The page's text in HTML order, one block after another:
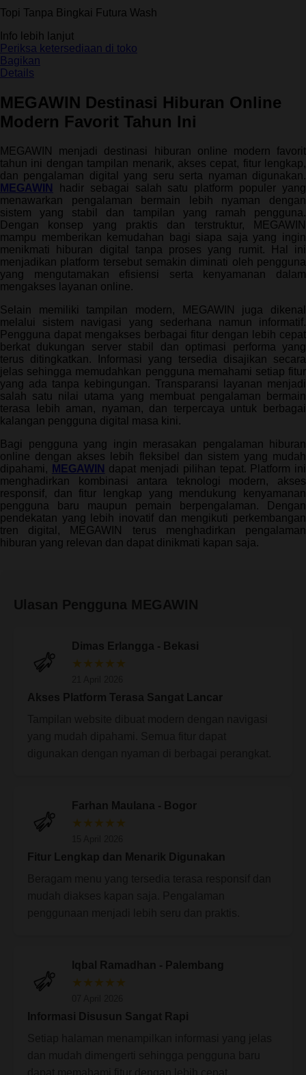
bintang,
rating
rata-
rata.
Read
13
Tautan
yang
Topi Tanpa Bingkai Futura Wash
Info lebih lanjut
Periksa ketersediaan di toko
Bagikan
Details
MEGAWIN Destinasi Hiburan Online
Modern Favorit Tahun Ini
MEGAWIN menjadi destinasi hiburan online modern favorit
tahun ini dengan tampilan menarik, akses cepat, fitur lengkap,
dan pengalaman digital yang seru serta nyaman digunakan.
MEGAWIN
hadir sebagai salah satu platform populer yang
menawarkan pengalaman bermain lebih nyaman dengan
sistem yang stabil dan tampilan yang ramah pengguna.
Dengan konsep yang praktis dan terstruktur, MEGAWIN
mampu memberikan kemudahan bagi siapa saja yang ingin
menikmati hiburan digital tanpa proses yang rumit. Hal ini
menjadikan platform tersebut semakin diminati oleh pengguna
yang mengutamakan efisiensi serta kenyamanan dalam
mengakses layanan online.
Selain memiliki tampilan modern, MEGAWIN juga dikenal
melalui sistem navigasi yang sederhana namun informatif.
Pengguna dapat mengakses berbagai fitur dengan lebih cepat
berkat dukungan server stabil dan optimasi performa yang
terus ditingkatkan. Informasi yang tersedia disajikan secara
jelas sehingga memudahkan pengguna memahami setiap fitur
yang ada tanpa kebingungan. Transparansi layanan menjadi
salah satu nilai utama yang membuat pengalaman bermain
terasa lebih aman, nyaman, dan terpercaya untuk berbagai
kalangan pengguna digital masa kini.
Bagi pengguna yang ingin merasakan pengalaman hiburan
online dengan akses lebih fleksibel dan sistem yang mudah
dipahami, MEGAWIN dapat menjadi pilihan tepat. Platform ini
menghadirkan kombinasi antara teknologi modern, akses
responsif, dan fitur lengkap yang mendukung kenyamanan
pengguna baru maupun pemain berpengalaman. Dengan
pendekatan yang lebih inovatif dan mengikuti perkembangan
tren digital, MEGAWIN terus menghadirkan pengalaman
hiburan yang relevan dan dapat dinikmati kapan saja.
Ulasan Pengguna MEGAWIN
Dimas Erlangga - Bekasi
★★★★★
Akses Platform Terasa Sangat Lancar
Farhan Maulana - Bogor
★★★★★
Fitur Lengkap dan Menarik Digunakan
Iqbal Ramadhan - Palembang
★★★★★
Informasi Disusun Sangat Rapi